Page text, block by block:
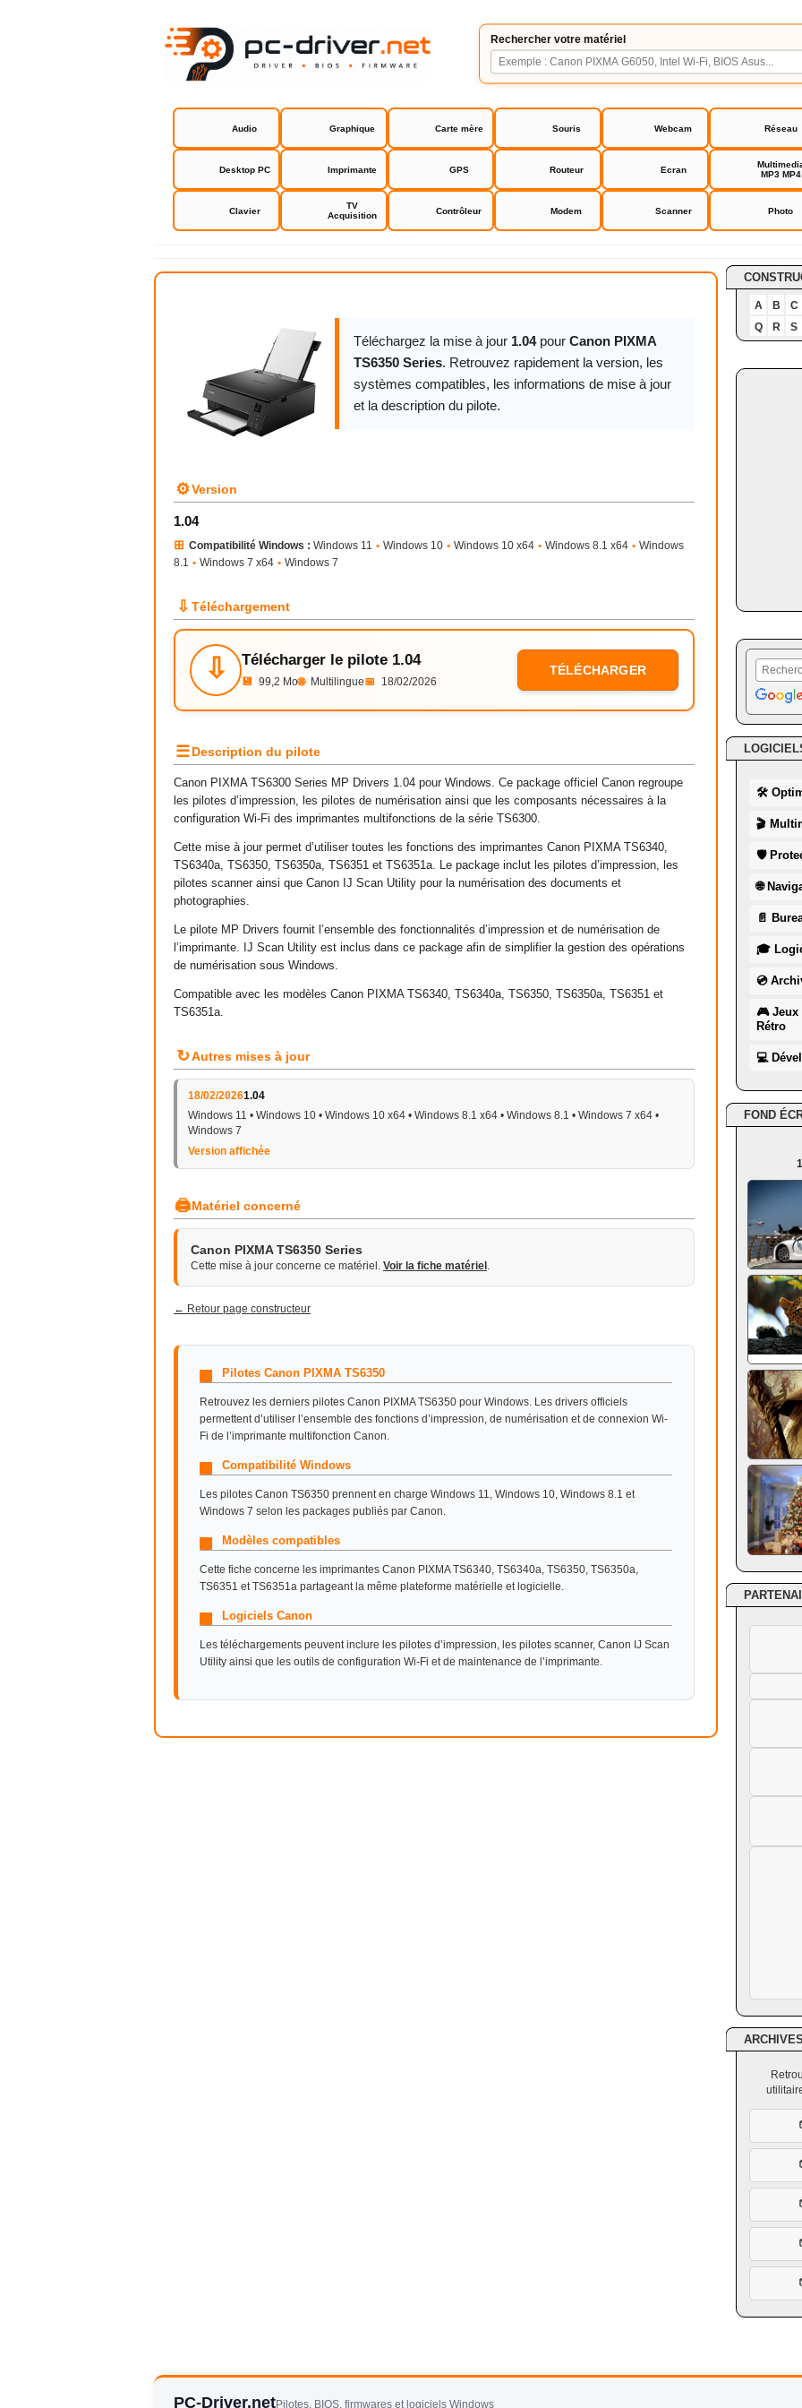
Rechercher votre matériel
Audio Graphique Carte mère Souris Webcam Réseau
Desktop PC Imprimante GPS Routeur Ecran
MP3 MP4
Clavier
TV
Acquisition
Contrôleur Modem Scanner Photo
Canon PIXMA TS6350 Series
Téléchargez la mise à jour 1.04pour Canon PIXMA
TS6350 Series. Retrouvez rapidement la version, les
systèmes compatibles, les informations de mise à jour
et la description du pilote.
⚙Version
1.04
⊞ Compatibilité Windows : Windows 11 • Windows 10 • Windows 10 x64 • Windows 8.1 x64 • Windows
8.1 • Windows 7 x64 • Windows 7
⇩ Téléchargement
⇩ Télécharger le pilote 1.04
💾 99,2 Mo🌐 Multilingue📅 18/02/2026
TÉLÉCHARGER
☰Description du pilote
Canon PIXMA TS6300 Series MP Drivers 1.04 pour Windows. Ce package officiel Canon regroupe
les pilotes d’impression, les pilotes de numérisation ainsi que les composants nécessaires à la
configuration Wi-Fi des imprimantes multifonctions de la série TS6300.
Cette mise à jour permet d’utiliser toutes les fonctions des imprimantes Canon PIXMA TS6340,
TS6340a, TS6350, TS6350a, TS6351 et TS6351a. Le package inclut les pilotes d’impression, les
pilotes scanner ainsi que Canon IJ Scan Utility pour la numérisation des documents et
photographies.
Le pilote MP Drivers fournit l’ensemble des fonctionnalités d’impression et de numérisation de
l’imprimante. IJ Scan Utility est inclus dans ce package afin de simplifier la gestion des opérations
de numérisation sous Windows.
Compatible avec les modèles Canon PIXMA TS6340, TS6340a, TS6350, TS6350a, TS6351 et
TS6351a.
↻Autres mises à jour
18/02/20261.04
Windows 11 • Windows 10 • Windows 10 x64 • Windows 8.1 x64 • Windows 8.1 • Windows 7 x64 •
Windows 7
Version affichée
🖨Matériel concerné
Canon PIXMA TS6350 Series
Cette mise à jour concerne ce matériel. Voir la fiche matériel .
← Retour page constructeur
Pilotes Canon PIXMA TS6350
Retrouvez les derniers pilotes Canon PIXMA TS6350 pour Windows. Les drivers officiels
permettent d’utiliser l’ensemble des fonctions d’impression, de numérisation et de connexion Wi-
Fi de l’imprimante multifonction Canon.
Compatibilité Windows
Les pilotes Canon TS6350 prennent en charge Windows 11, Windows 10, Windows 8.1 et
Windows 7 selon les packages publiés par Canon.
Modèles compatibles
Cette fiche concerne les imprimantes Canon PIXMA TS6340, TS6340a, TS6350, TS6350a,
TS6351 et TS6351a partageant la même plateforme matérielle et logicielle.
Logiciels Canon
Les téléchargements peuvent inclure les pilotes d’impression, les pilotes scanner, Canon IJ Scan
Utility ainsi que les outils de configuration Wi-Fi et de maintenance de l’imprimante.
A B
C
Q
R S
🛠
🎬
🛡
🌐
📄
🎓
💿
🎮 Jeux
Rétro
💻
FOND
PC-Driver.netPilotes, BIOS, firmwares et logiciels Windows